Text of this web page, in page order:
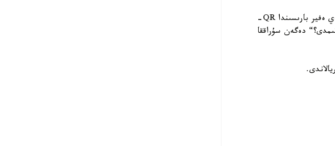
جوبانىڭ باستى ەرەكشەلىكتەرىنىڭ ءبىرى — كورەرمەندەردىڭ بەلسەندى قاتىسۋى. تىكەلەي ەفير بارىسىندا QR-
دەگەن سۇراققا